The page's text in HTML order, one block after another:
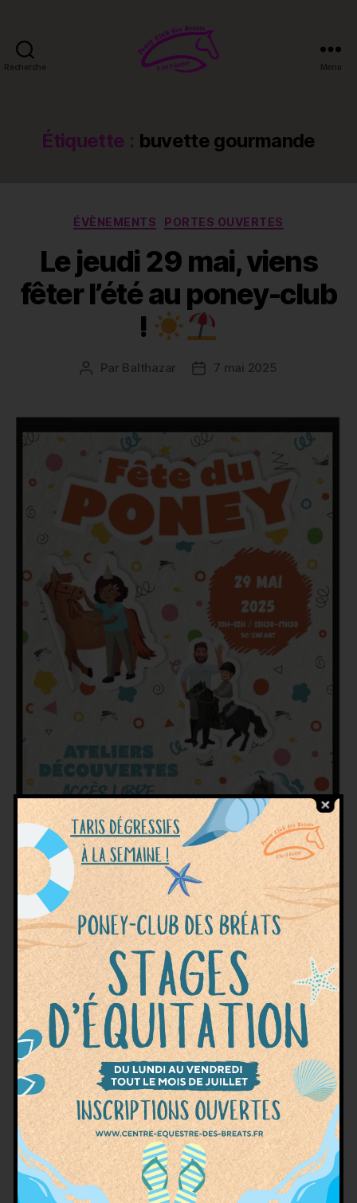
Recherche
Bréats
Menu
Étiquette : buvette gourmande
Catégories
ÉVÈNEMENTS PORTES OUVERTES
Le jeudi 29 mai, viens
fêter l’été au poney-club
!
Auteur
Par Balthazar
Date7 mai 2025
Prépare-toi à une journée pleine de rires, de
découvertes et de moments inoubliables à nos
côtés ! À l’occasion de la Fête du Poney, notre
poney-club t’invite à passer un moment
magique en famille ou entre amis. Au
programme :
Balades à poney – Pour les
petits aventuriers en herbe, c’est l’occasion
rêvée de monter […]
Étiquettes
activité plein air,animations enfants,ateliers
découverte ,balades à poney,buvette gourmande,
chasse des lieux,club équestre ,fête du poney,
journée en famille, portes ouvertes